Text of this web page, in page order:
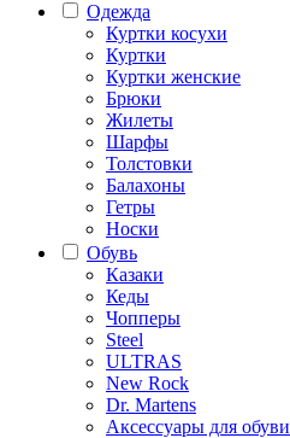
Одежда
Куртки косухи
Куртки
Куртки женские
Брюки
Жилеты
Шарфы
Толстовки
Балахоны
Гетры
Носки
Обувь
Казаки
Кеды
Чопперы
Steel
ULTRAS
New Rock
Dr. Martens
Аксессуары для обуви